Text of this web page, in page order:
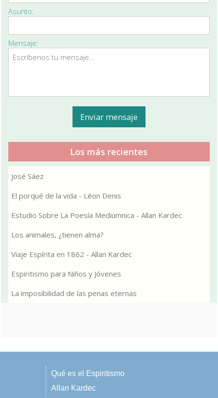
Asunto:
Mensaje:
Los más recientes
José Sáez
El porqué de la vida - Léon Denis
Estudio Sobre La Poesía Mediúmnica - Allan Kardec
Los animales, ¿tienen alma?
Viaje Espírita en 1862 - Allan Kardec
Espiritismo para Niños y Jóvenes
La imposibilidad de las penas eternas
Qué es el Espiritismo
Allan Kardec